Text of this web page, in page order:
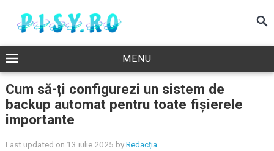
MENU
Cum să-ți configurezi un sistem de
backup automat pentru toate fișierele
importante
Last updated on 13 iulie 2025 byRedacția